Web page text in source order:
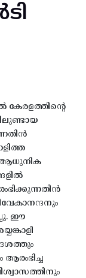
കേരളത്തിന്റെ
ആധുനിക
ഈ